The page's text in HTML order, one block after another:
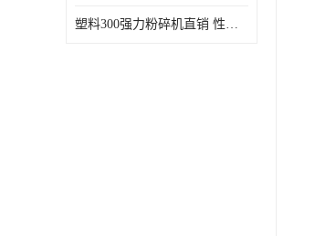
塑料300强力粉碎机直销 性价比高